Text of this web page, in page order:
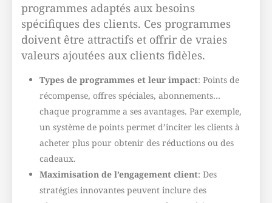
programmes adaptés aux besoins
spécifiques des clients. Ces programmes
doivent être attractifs et offrir de vraies
valeurs ajoutées aux clients fidèles.
Types de programmes et leur impact: Points de
récompense, offres spéciales, abonnements…
chaque programme a ses avantages. Par exemple,
un système de points permet d’inciter les clients à
acheter plus pour obtenir des réductions ou des
cadeaux.
Maximisation de l’engagement client: Des
stratégies innovantes peuvent inclure des